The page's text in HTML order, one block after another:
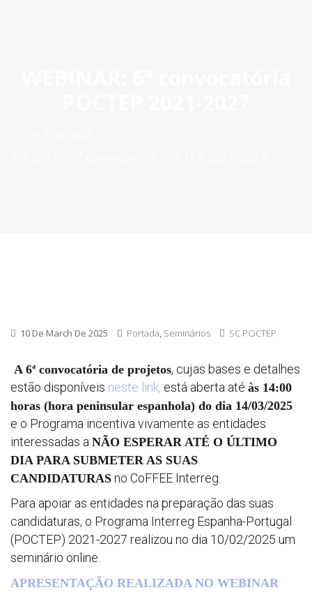
10 De March De 2025 Portada, Seminários SC POCTEP
A 6ª convocatória de projetos, cujas bases e detalhes
estão disponíveis neste link, está aberta até às 14:00
horas (hora peninsular espanhola) do dia 14/03/2025
e o Programa incentiva vivamente as entidades
interessadas a NÃO ESPERAR ATÉ O ÚLTIMO
DIA PARA SUBMETER AS SUAS
CANDIDATURAS no CoFFEE Interreg.
Para apoiar as entidades na preparação das suas
candidaturas, o Programa Interreg Espanha-Portugal
(POCTEP) 2021-2027 realizou no dia 10/02/2025 um
seminário online.
APRESENTAÇÃO REALIZADA NO WEBINAR